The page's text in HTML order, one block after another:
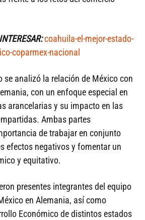
coahuila-el-mejor-estado-
coparmex-nacional
se analizó la relación de México con
con un enfoque especial en
arancelarias y su impacto en las
Ambas partes
de trabajar en conjunto
efectos negativos y fomentar un
y equitativo.
presentes integrantes del equipo
en Alemania, así como
Económico de distintos estados